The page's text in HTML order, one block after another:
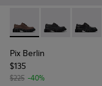
Pix Berlin -Pix Berlin -
Pix
Pix Berlin
$135
$225 -40%